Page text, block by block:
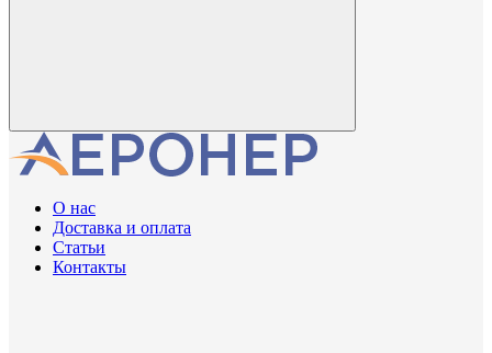
О нас
Доставка и оплата
Статьи
Контакты